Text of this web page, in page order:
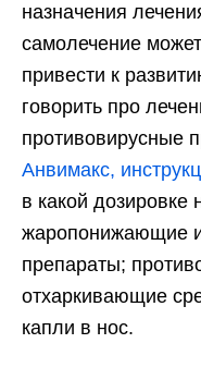
назначения
самолечение
привести к
говорить про
противовирусные
Анвимакс,
в какой дозировке
жаропонижающие
препараты;
отхаркивающие
капли в нос.